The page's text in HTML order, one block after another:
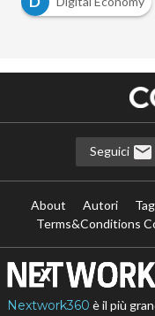
Seguici
About Autori
Terms&Conditions
Nextwork360 è il più